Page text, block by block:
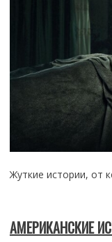
Жуткие истории, от
АМЕРИКАНСКИЕ